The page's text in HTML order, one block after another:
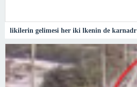
likilerin gelimesi her iki lkenin de karnadr